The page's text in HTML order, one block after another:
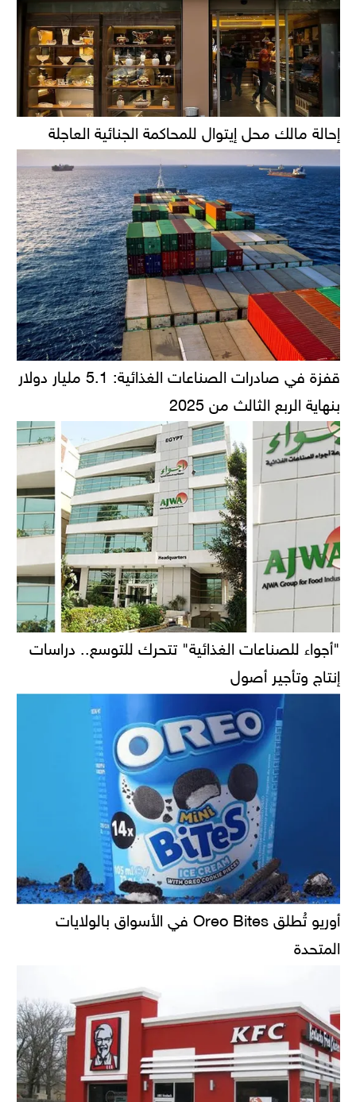
إحالة مالك محل إيتوال للمحاكمة الجنائية العاجلة
قفزة في صادرات الصناعات الغذائية: 5.1 مليار دولار
بنهاية الربع الثالث من 2025
"أجواء للصناعات الغذائية" تتحرك للتوسع.. دراسات
إنتاج وتأجير أصول
أوريو تُطلق Oreo Bites في الأسواق بالولايات
المتحدة